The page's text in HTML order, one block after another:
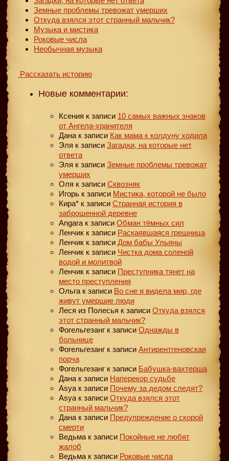
Земные проблемы тревожат умерших
Откуда взялся этот странный мальчик?
Музыка и мистика
Роковые числа
Необычная музыка
Рассказать историю
Новые комментарии:
Ксения к записи 10 самых важных знаков
от Ангела-хранителя
Дана к записи Как мама к колдуну ходила
Эля к записи Загадки, на которые нет
ответа
Эля к записи Земные проблемы тревожат
умерших
Оля к записи Сквозняк
Игорь к записи Мистика, которой не было
Кира* к записи Странная история в
заброшенной деревне
Angara к записи Обман тёмных сил
Ленчик к записи Раскаявшаяся грешница
Ленчик к записи Дом бабы Ульяны
Ленчик к записи Чистка дома соленой
водой и молитвой
Ленчик к записи Преступника тянет на
место преступления
Ольга к записи Во сне я видела мир, где
живут умершие люди
Леся из Полесья к записи Откуда взялся
этот странный мальчик?
Фогельгезанг к записи Однажды в
больнице
Фогельгезанг к записи Антирентгеновская
порча
Фогельгезанг к записи Бабушка-вахтерша
Дана к записи Наперекор судьбе
Asya к записи Почему за дедом следят?
Asya к записи Откуда взялся этот
странный мальчик?
Дана к записи Предупреждение о скорой
смерти
Ведьма к записи Покойные не любят
жалоб
Ведьма к записи Роковые числа